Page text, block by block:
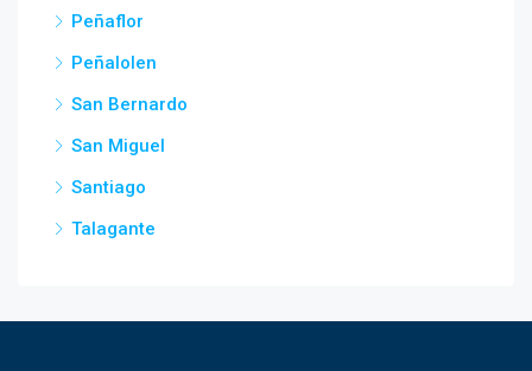
Peñaflor
Peñalolen
San Bernardo
San Miguel
Santiago
Talagante